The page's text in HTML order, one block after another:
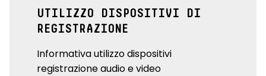
UTILIZZO DISPOSITIVI DI
REGISTRAZIONE
Informativa utilizzo dispositivi
registrazione audio e video